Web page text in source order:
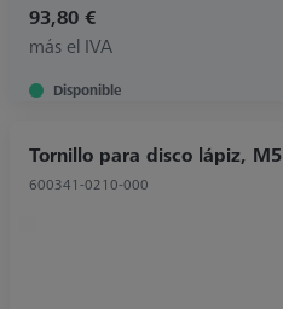
93,80 €
más el IVA
Disponible
Tornillo para disco lápiz, M5
600341-0210-000